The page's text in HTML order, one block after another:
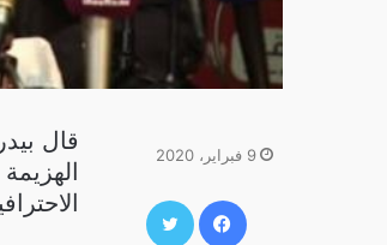
قال
9 فبراير، 2020
فيسبوك